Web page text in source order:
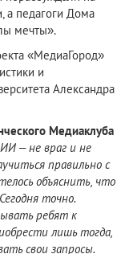
а педагоги Дома
мечты».
«МедиаГород»
и
Александра
Медиаклуба
– не враг и не
правильно с
объяснить, что
точно.
ребят к
лишь тогда,
свои запросы.